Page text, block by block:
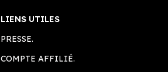
LIENS UTILES
PRESSE.
COMPTE AFFILIÉ.